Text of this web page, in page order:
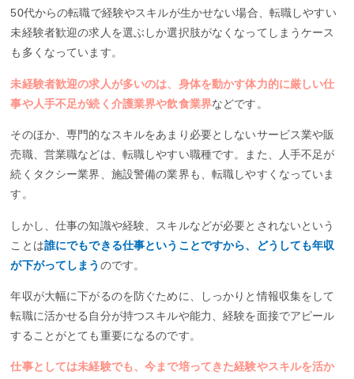
50代からの転職で経験やスキルが生かせない場合、転職しやすい
未経験者歓迎の求人を選ぶしか選択肢がなくなってしまうケース
も多くなっています。
未経験者歓迎の求人が多いのは、身体を動かす体力的に厳しい仕
事や人手不足が続く介護業界や飲食業界などです。
そのほか、専門的なスキルをあまり必要としないサービス業や販
売職、営業職などは、転職しやすい職種です。また、人手不足が
続くタクシー業界、施設警備の業界も、転職しやすくなっていま
す。
しかし、仕事の知識や経験、スキルなどが必要とされないという
ことは誰にでもできる仕事ということですから、どうしても年収
が下がってしまう のです。
年収が大幅に下がるのを防ぐために、しっかりと情報収集をして
転職に活かせる自分が持つスキルや能力、経験を面接でアピール
することがとても重要になるのです。
仕事としては未経験でも、今まで培ってきた経験やスキルを活か